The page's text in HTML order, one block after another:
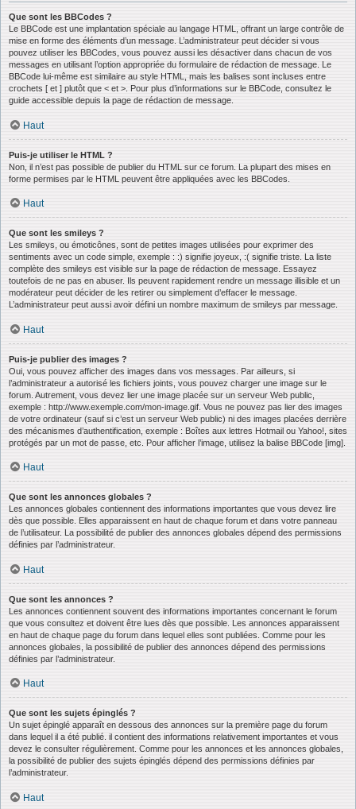
Que sont les BBCodes ?
Le BBCode est une implantation spéciale au langage HTML, offrant un large contrôle de
mise en forme des éléments d’un message. L’administrateur peut décider si vous
pouvez utiliser les BBCodes, vous pouvez aussi les désactiver dans chacun de vos
messages en utilisant l’option appropriée du formulaire de rédaction de message. Le
BBCode lui-même est similaire au style HTML, mais les balises sont incluses entre
crochets [ et ] plutôt que < et >. Pour plus d’informations sur le BBCode, consultez le
guide accessible depuis la page de rédaction de message.
Haut
Puis-je utiliser le HTML ?
Non, il n’est pas possible de publier du HTML sur ce forum. La plupart des mises en
forme permises par le HTML peuvent être appliquées avec les BBCodes.
Haut
Que sont les smileys ?
Les smileys, ou émoticônes, sont de petites images utilisées pour exprimer des
sentiments avec un code simple, exemple : :) signifie joyeux, :( signifie triste. La liste
complète des smileys est visible sur la page de rédaction de message. Essayez
toutefois de ne pas en abuser. Ils peuvent rapidement rendre un message illisible et un
modérateur peut décider de les retirer ou simplement d’effacer le message.
L’administrateur peut aussi avoir défini un nombre maximum de smileys par message.
Haut
Puis-je publier des images ?
Oui, vous pouvez afficher des images dans vos messages. Par ailleurs, si
l’administrateur a autorisé les fichiers joints, vous pouvez charger une image sur le
forum. Autrement, vous devez lier une image placée sur un serveur Web public,
exemple : http://www.exemple.com/mon-image.gif. Vous ne pouvez pas lier des images
de votre ordinateur (sauf si c’est un serveur Web public) ni des images placées derrière
des mécanismes d’authentification, exemple : Boîtes aux lettres Hotmail ou Yahoo!, sites
protégés par un mot de passe, etc. Pour afficher l’image, utilisez la balise BBCode [img].
Haut
Que sont les annonces globales ?
Les annonces globales contiennent des informations importantes que vous devez lire
dès que possible. Elles apparaissent en haut de chaque forum et dans votre panneau
de l’utilisateur. La possibilité de publier des annonces globales dépend des permissions
définies par l’administrateur.
Haut
Que sont les annonces ?
Les annonces contiennent souvent des informations importantes concernant le forum
que vous consultez et doivent être lues dès que possible. Les annonces apparaissent
en haut de chaque page du forum dans lequel elles sont publiées. Comme pour les
annonces globales, la possibilité de publier des annonces dépend des permissions
définies par l’administrateur.
Haut
Que sont les sujets épinglés ?
Un sujet épinglé apparaît en dessous des annonces sur la première page du forum
dans lequel il a été publié. il contient des informations relativement importantes et vous
devez le consulter régulièrement. Comme pour les annonces et les annonces globales,
la possibilité de publier des sujets épinglés dépend des permissions définies par
l’administrateur.
Haut